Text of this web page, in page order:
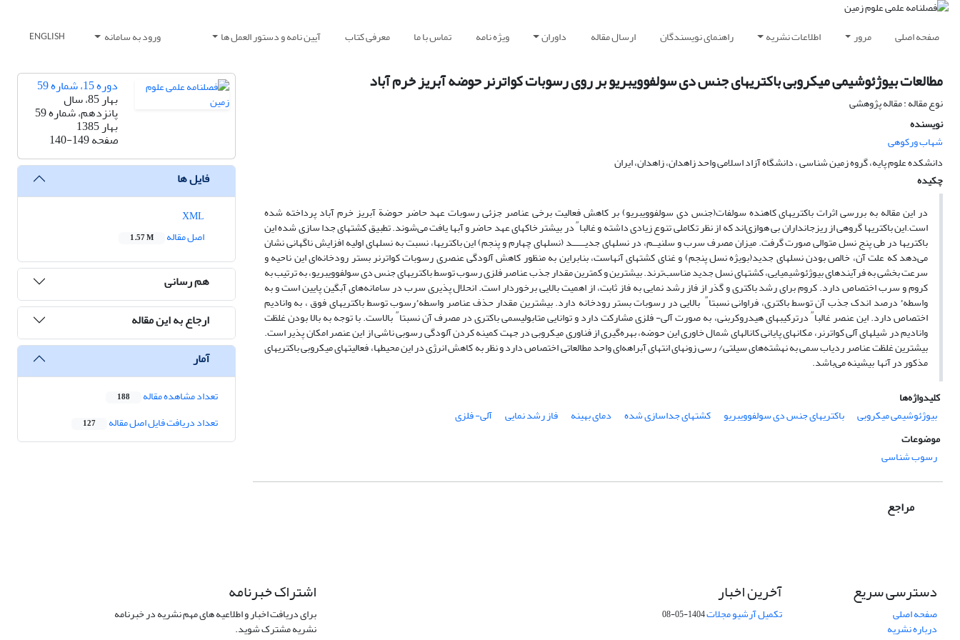
صفحه اصلی مرور اطلاعات نشریه راهنمای نویسندگان ارسال مقاله داوران ویژه نامه تماس با ما معرفی کتاب آیین نامه و دستور العمل ها ورود به سامانه ENGLISH
مطالعات بیوژئوشیمی میکروبی باکتریهای جنس دی سولفوویبریو بر روی رسوبات کواترنر حوضه آبریز خرم آباد
نوع مقاله : مقاله پژوهشی
نویسنده
شهاب ورکوهی
دانشکده علوم پایه، گروه زمین شناسی ، دانشگاه آزاد اسلامی واحد زاهدان، زاهدان، ایران
چکیده
در این مقاله به بررسی اثرات باکتریهای کاهنده سولفات(جنس دی سولفوویبریو) بر کاهش فعالیت برخی عناصر جزئی رسوبات عهد حاضر حوضة آبریز خرم آباد پرداخته شده
است.این باکتریها گروهی از ریزجانداران بی هوازی‌اند که از نظر تکاملی تنوع زیادی داشته و غالبا″در بیشتر خاکهای عهد حاضر و آبها یافت می‌شوند. تطبیق کشتهای جدا سازی شده این
باکتریها در طی پنج نسل متوالی صورت گرفت. میزان مصرف سرب و سلنیــم، در نسلهای جدیــــــد (نسلهای چهارم و پنجم) این باکتریها، نسبت به نسلهای اولیه افزایش ناگهانی نشان
می‌دهد که علت آن، خالص بودن نسلهای جدید(بویژه نسل پنجم) و غنای کشتهای آنهاست، بنابراین به منظور کاهش آلودگی عنصری رسوبات کواترنر بستر رودخانه‌ای این ناحیه و
سرعت بخشی به فرآیندهای بیوژئوشیمیایی، کشتهای نسل جدید مناسب‌ترند. بیشترین و کمترین مقدار جذب عناصر فلزی رسوب توسط باکتریهای جنس دی سولفوویبریو، به ترتیب به
کروم و سرب اختصاص دارد. کروم برای رشد باکتری و گذر از فاز رشد نمایی به فاز ثابت، از اهمیت بالایی برخوردار است. انحلال پذیری سرب در سامانه‌های آبگین پایین است و به
واسطهء درصد اندک جذب آن توسط باکتری، فراوانی نسبتا″ بالایی در رسوبات بستر رودخانه‌ دارد. بیشترین مقدار حذف عناصر واسطهءرسوب توسط باکتریهای فوق ، به وانادیم
اختصاص دارد. این عنصر غالبا″ درترکیبهای هیدروکربنی، به صورت آلی- فلزی مشارکت دارد و توانایی متابولیسمی باکتری در مصرف آن نسبتا″ بالاست. با توجه به بالا بودن غلظت
وانادیم در شیلهای آلی کواترنر، مکانهای پایانی کانالهای شمال خاوری این حوضه، بهره‌گیری از فناوری میکروبی در جهت کمینه کردن آلودگی رسوبی ناشی از این عنصر امکان پذیر است.
بیشترین غلظت عناصر ردیاب سمی به نهشته‌های سیلتی/ رسی زونهای انتهای آبراهه‌ای واحد مطالعاتی اختصاص دارد و نظر به کاهش انرژی در این محیطها، فعالیتهای میکروبی باکتریهای
مذکور در آنها بیشینه می‌باشد.
کلیدواژه‌ها
بیوژئوشیمی میکروبی
باکتریهای جنس دی سولفوویبریو کشتهای جداسازی شده دمای بهینه فاز رشد نمایی
آلی- فلزی
موضوعات
رسوب شناسی
مراجع
دوره 15، شماره 59
بهار 85، سال
پانزدهم، شماره 59
بهار 1385
صفحه140-149
فایل ها
اصل مقاله
1.57 M
هم رسانی
ارجاع به این مقاله
آمار
تعداد مشاهده مقاله 188
تعداد دریافت فایل اصل مقاله 127
دسترسی سریع
صفحه اصلی
درباره نشریه
آخرین اخبار
تکمیل آرشیو مجلات1404-05-08
اشتراک خبرنامه
برای دریافت اخبار و اطلاعیه های مهم نشریه در خبرنامه
نشریه مشترک شوید.